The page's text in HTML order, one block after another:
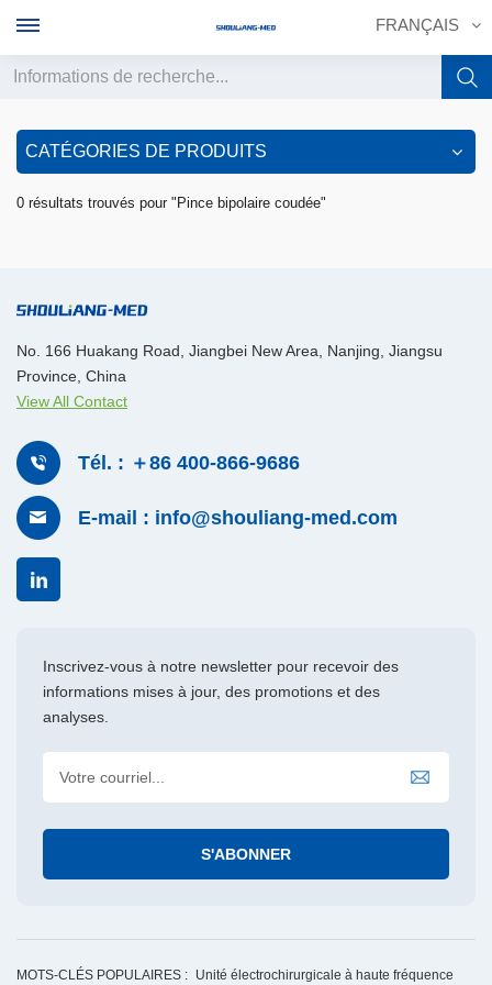
FRANÇAIS
English
français
CATÉGORIES DE PRODUITS
0 résultats trouvés pour "Pince bipolaire coudée"
No. 166 Huakang Road, Jiangbei New Area, Nanjing, Jiangsu
Province, China
View All Contact
Tél. : ＋86 400-866-9686
E-mail : info@shouliang-med.com
Inscrivez-vous à notre newsletter pour recevoir des
informations mises à jour, des promotions et des
analyses.
MOTS-CLÉS POPULAIRES : Unité électrochirurgicale à haute fréquence